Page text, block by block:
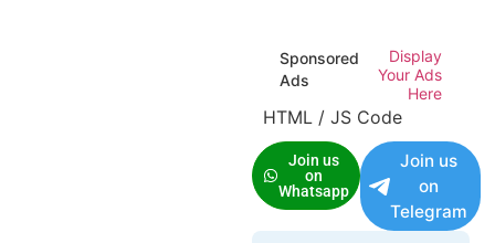
Sponsored
Ads
Display
Your Ads
Here
HTML / JS Code
Join us
on
Whatsapp
Join us
on
Telegram